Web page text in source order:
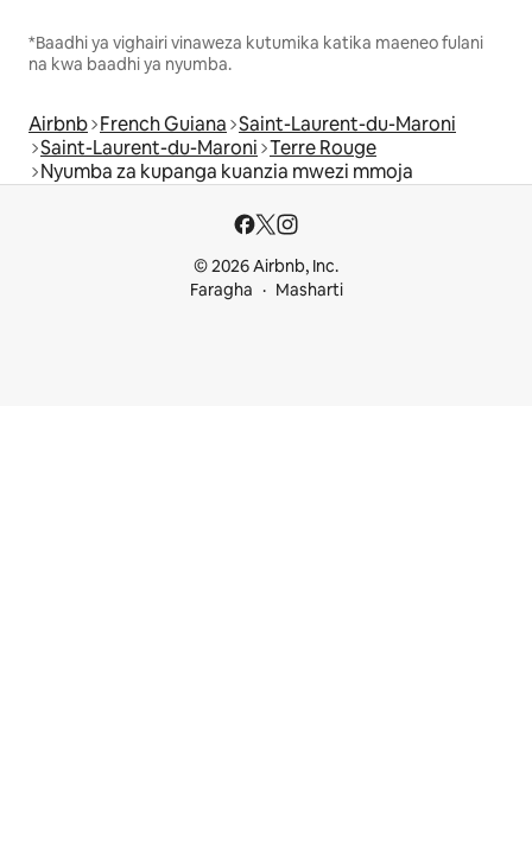
*Baadhi ya vighairi vinaweza kutumika katika maeneo fulani
na kwa baadhi ya nyumba.
Airbnb French Guiana Saint-Laurent-du-Maroni
Saint-Laurent-du-Maroni Terre Rouge
Nyumba za kupanga kuanzia mwezi mmoja
© 2026 Airbnb, Inc.
Faragha
Masharti